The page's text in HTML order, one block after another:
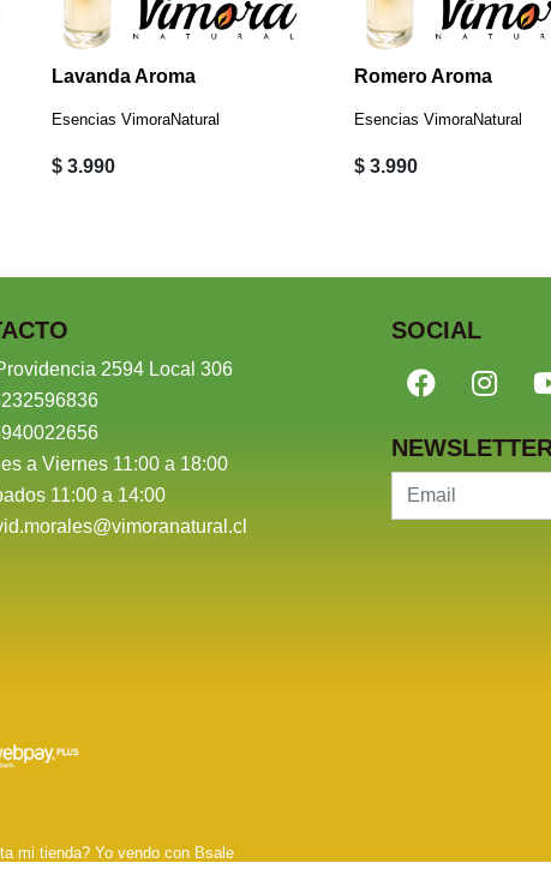
Lavanda Aroma
Esencias VimoraNatural
$ 3.990
Romero Aroma
Esencias VimoraNatural
$ 3.990
2594 Local 306
a Viernes 11:00 a 18:00
11:00 a 14:00
SOCIAL
mi tienda? Yo vendo con Bsale